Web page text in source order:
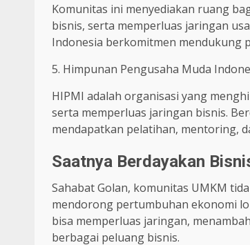
Komunitas ini menyediakan ruang
bisnis, serta memperluas jaringan
Indonesia berkomitmen mendukung
5. Himpunan Pengusaha Muda
HIPMI adalah organisasi yang
serta memperluas jaringan bisnis.
mendapatkan pelatihan, mentoring,
Saatnya Berdayakan
Sahabat Golan, komunitas UMKM
mendorong pertumbuhan ekonomi
bisa memperluas jaringan,
berbagai peluang bisnis.